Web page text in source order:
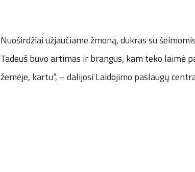
Nuoširdžiai užjaučiame žmoną, dukras su
Tadeuš buvo artimas ir brangus, kam teko laimė
žemėje, kartu“, – dalijosi Laidojimo paslaugų